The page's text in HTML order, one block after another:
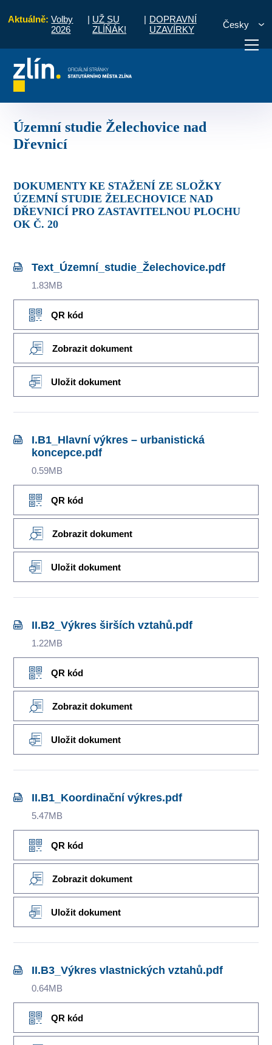
Aktuálně: Volby
2026
| UŽ SU
ZLÍŇÁK!
| DOPRAVNÍ
UZAVÍRKY
Česky
vyřídit Potřebuji zaplatit
Územní studie Želechovice nad
Dřevnicí
DOKUMENTY KE STAŽENÍ ZE SLOŽKY
ÚZEMNÍ STUDIE ŽELECHOVICE NAD
DŘEVNICÍ PRO ZASTAVITELNOU PLOCHU
OK Č. 20
Text_Územní_studie_Želechovice.pdf
1.83MB
QR kód
Zobrazit dokument
Uložit dokument
I.B1_Hlavní výkres – urbanistická
koncepce.pdf
0.59MB
QR kód
Zobrazit dokument
Uložit dokument
II.B2_Výkres širších vztahů.pdf
1.22MB
QR kód
Zobrazit dokument
Uložit dokument
II.B1_Koordinační výkres.pdf
5.47MB
QR kód
Zobrazit dokument
Uložit dokument
II.B3_Výkres vlastnických vztahů.pdf
0.64MB
QR kód